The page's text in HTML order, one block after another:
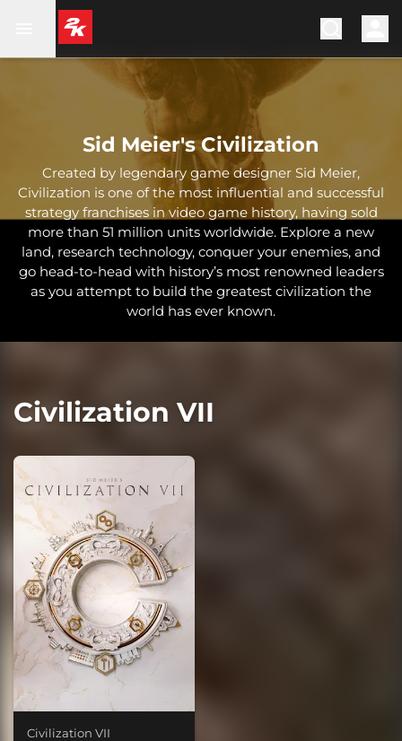
Sid Meier's Civilization
Created by legendary game designer Sid Meier,
Civilization is one of the most influential and successful
strategy franchises in video game history, having sold
more than 51 million units worldwide. Explore a new
land, research technology, conquer your enemies, and
go head-to-head with history’s most renowned leaders
as you attempt to build the greatest civilization the
world has ever known.
Civilization VII
Civilization VII